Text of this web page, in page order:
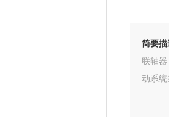
简要描
联轴
动系统